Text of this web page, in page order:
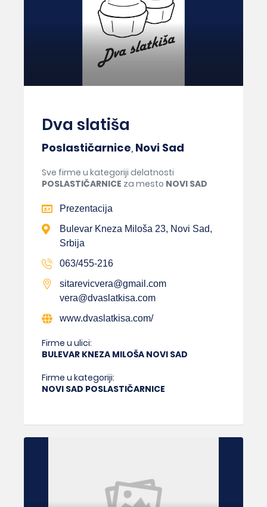
Dva slatiša
Poslastičarnice, Novi Sad
Sve firme u kategoriji delatnosti
POSLASTIČARNICE za mesto NOVI SAD
Prezentacija
Bulevar Kneza Miloša 23, Novi Sad,
Srbija
063/455-216
sitarevicvera@gmail.com
vera@dvaslatkisa.com
www.dvaslatkisa.com/
Firme u ulici:
BULEVAR KNEZA MILOŠA NOVI SAD
Firme u kategoriji:
NOVI SAD POSLASTIČARNICE